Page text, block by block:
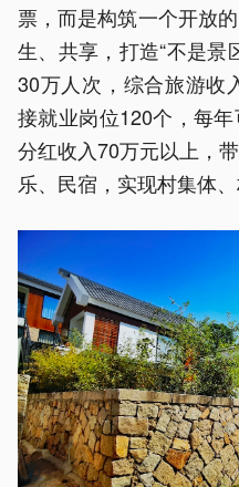
票，而是构筑一个开放
生、共享，打造“不是景
30万人次，综合旅游收
接就业岗位120个，每年
分红收入70万元以上，
乐、民宿，实现村集体